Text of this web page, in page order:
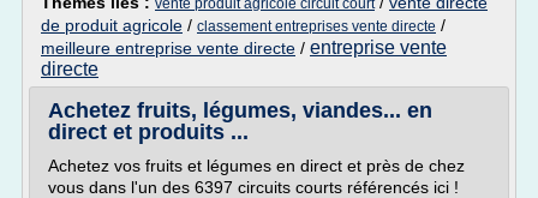
vente produit agricole circuit court
de produit agricole / classement entreprises vente directe /
meilleure entreprise vente directe / entreprise vente
directe
Achetez fruits, légumes, viandes... en
direct et produits ...
Achetez vos fruits et légumes en direct et près de chez
vous dans l'un des 6397 circuits courts référencés ici !